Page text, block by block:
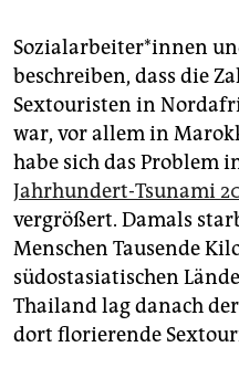
So­zi­al­ar­bei­te­r*in­nen
beschreiben, dass die
Sextouristen in
war, vor allem in
habe sich das Problem
Jahrhundert-Tsunami
vergrößert. Damals
Menschen Tausende
südostasiatischen
Thailand lag danach
dort florierende